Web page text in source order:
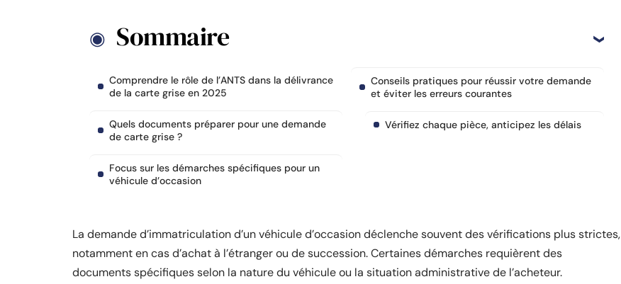
Sommaire
Comprendre le rôle de l’ANTS dans la délivrance
de la carte grise en 2025
Quels documents préparer pour une demande
de carte grise ?
Focus sur les démarches spécifiques pour un
véhicule d’occasion
Conseils pratiques pour réussir votre demande
et éviter les erreurs courantes
Vérifiez chaque pièce, anticipez les délais
La demande d’immatriculation d’un véhicule d’occasion déclenche souvent des vérifications plus strictes,
notamment en cas d’achat à l’étranger ou de succession. Certaines démarches requièrent des
documents spécifiques selon la nature du véhicule ou la situation administrative de l’acheteur.